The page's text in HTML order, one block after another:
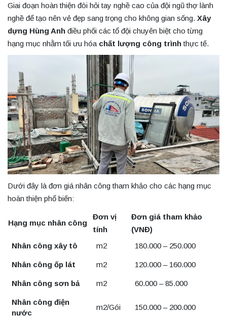
Giai đoạn hoàn thiện đòi hỏi tay nghề cao của đội ngũ thợ lành
nghề để tạo nên vẻ đẹp sang trọng cho không gian sống. Xây
dựng Hùng Anh điều phối các tổ đội chuyên biệt cho từng
hạng mục nhằm tối ưu hóa chất lượng công trìnhthực tế.
Dưới đây là đơn giá nhân công tham khảo cho các hạng mục
hoàn thiện phổ biến:
Hạng mục nhân công
Đơn vị
tính
Đơn giá tham khảo
(VNĐ)
Nhân công xây tô
m2 180.000 – 250.000
Nhân công ốp lát m2 120.000 – 160.000
Nhân công sơn bả m2 60.000 – 85.000
Nhân công điện
nước
m2/Gói 150.000 – 200.000